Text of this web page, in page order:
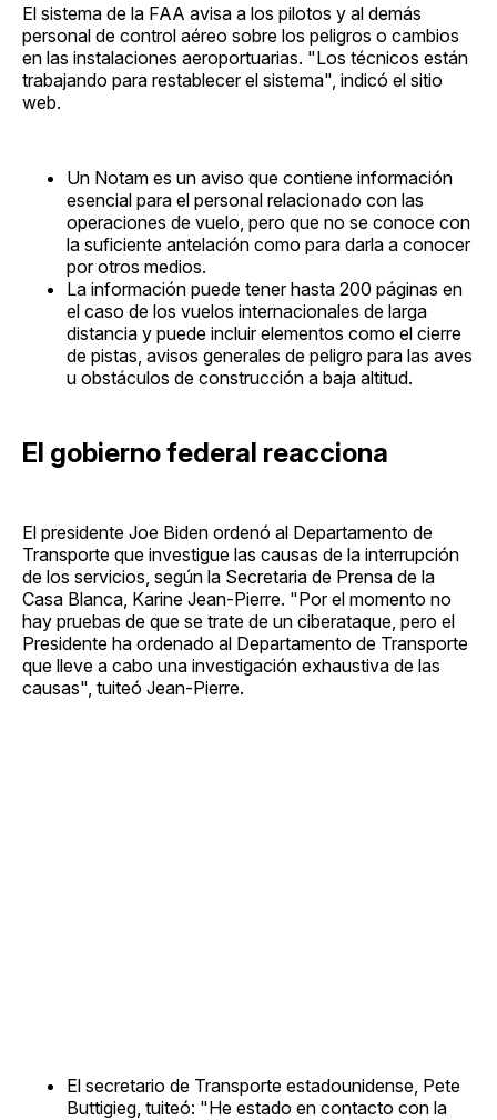
El sistema de la FAA avisa a los pilotos y al demás
personal de control aéreo sobre los peligros o cambios
en las instalaciones aeroportuarias. "Los técnicos están
trabajando para restablecer el sistema", indicó el sitio
web.
Un Notam es un aviso que contiene información
esencial para el personal relacionado con las
operaciones de vuelo, pero que no se conoce con
la suficiente antelación como para darla a conocer
por otros medios.
La información puede tener hasta 200 páginas en
el caso de los vuelos internacionales de larga
distancia y puede incluir elementos como el cierre
de pistas, avisos generales de peligro para las aves
u obstáculos de construcción a baja altitud.
El gobierno federal reacciona
El presidente Joe Biden ordenó al Departamento de
Transporte que investigue las causas de la interrupción
de los servicios, según la Secretaria de Prensa de la
Casa Blanca, Karine Jean-Pierre. "Por el momento no
hay pruebas de que se trate de un ciberataque, pero el
Presidente ha ordenado al Departamento de Transporte
que lleve a cabo una investigación exhaustiva de las
causas", tuiteó Jean-Pierre.
El secretario de Transporte estadounidense, Pete
Buttigieg, tuiteó: "He estado en contacto con la